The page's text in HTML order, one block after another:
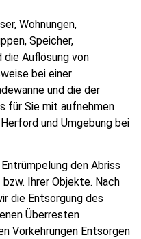
Wohnungen,
Speicher,
die Auflösung von
bei einer
und die der
für Sie mit aufnehmen
und Umgebung bei
den Abriss
Ihrer Objekte. Nach
die Entsorgung des
Überresten
Vorkehrungen Entsorgen